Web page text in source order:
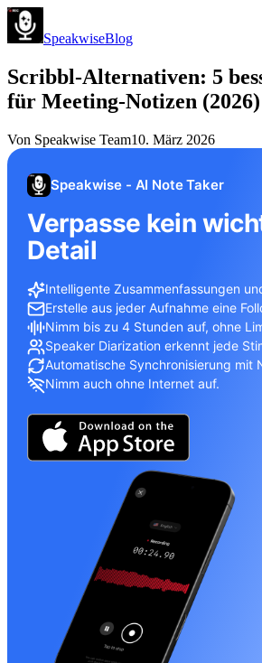
SpeakwiseBlog
Scribbl-Alternativen: 5
für Meeting-Notizen (2026)
Von Speakwise Team10. März 2026
Speakwise - AI Note Taker
Verpasse kein
Detail
Intelligente Zusammenfassungen
Erstelle aus jeder Aufnahme eine
Nimm bis zu 4 Stunden auf, ohne
Speaker Diarization erkennt jede
Automatische Synchronisierung mit
Nimm auch ohne Internet auf.